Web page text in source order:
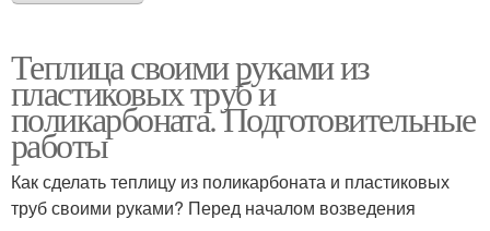
Теплица своими руками из
пластиковых труб и
поликарбоната. Подготовительные
работы
Как сделать теплицу из поликарбоната и пластиковых
труб своими руками? Перед началом возведения